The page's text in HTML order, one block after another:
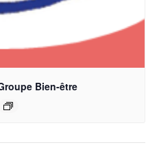
Bien-être